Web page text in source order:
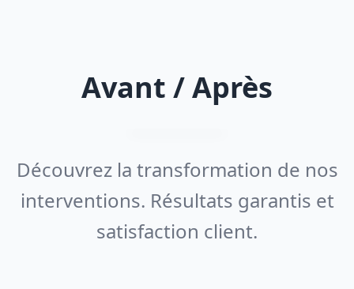
Avant / Après
Découvrez la transformation de nos
interventions. Résultats garantis et
satisfaction client.